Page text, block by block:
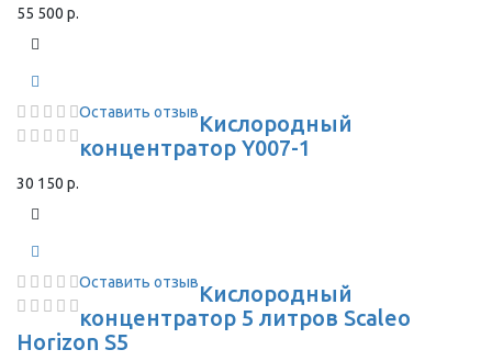
55 500 р.
Оставить отзывКислородный
концентратор Y007-1
30 150 р.
Оставить отзывКислородный
концентратор 5 литров Scaleo
Horizon S5